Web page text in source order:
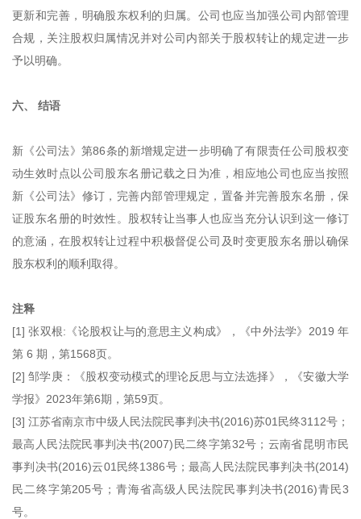
更新和完善，明确股东权利的归属。公司也应当加强公司内部管理
合规，关注股权归属情况并对公司内部关于股权转让的规定进一步
予以明确。
六、 结语
新《公司法》第86条的新增规定进一步明确了有限责任公司股权变
动生效时点以公司股东名册记载之日为准，相应地公司也应当按照
新《公司法》修订，完善内部管理规定，置备并完善股东名册，保
证股东名册的时效性。股权转让当事人也应当充分认识到这一修订
的意涵，在股权转让过程中积极督促公司及时变更股东名册以确保
股东权利的顺利取得。
注释
[1] 张双根:《论股权让与的意思主义构成》，《中外法学》2019 年
第 6 期，第1568页。
[2] 邹学庚：《股权变动模式的理论反思与立法选择》，《安徽大学
学报》2023年第6期，第59页。
[3] 江苏省南京市中级人民法院民事判决书(2016)苏01民终3112号；
最高人民法院民事判决书(2007)民二终字第32号；云南省昆明市民
事判决书(2016)云01民终1386号；最高人民法院民事判决书(2014)
民二终字第205号；青海省高级人民法院民事判决书(2016)青民3
号。